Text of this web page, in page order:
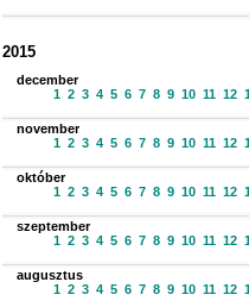
2015
december
1 2 3 4 5 6 7 8 9 10 11 12
november
1 2 3 4 5 6 7 8 9 10 11 12
október
1 2 3 4 5 6 7 8 9 10 11 12
szeptember
1 2 3 4 5 6 7 8 9 10 11 12
augusztus
1 2 3 4 5 6 7 8 9 10 11 12